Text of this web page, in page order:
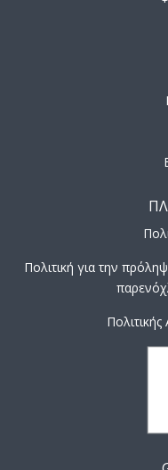
Πολιτική για την